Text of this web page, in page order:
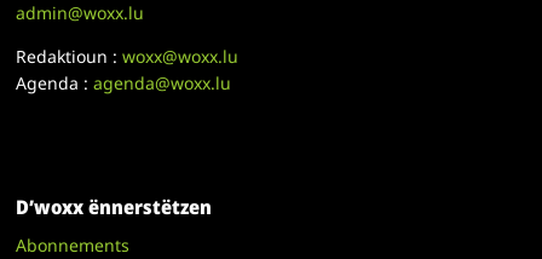
admin@woxx.lu
Redaktioun :woxx@woxx.lu
Agenda :agenda@woxx.lu
D’woxx ënnerstëtzen
Abonnements